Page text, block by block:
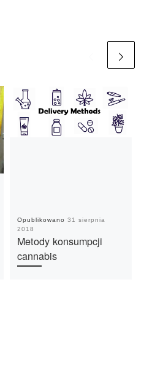
Opublikowano 31 sierpnia
2018
Metody konsumpcji
cannabis